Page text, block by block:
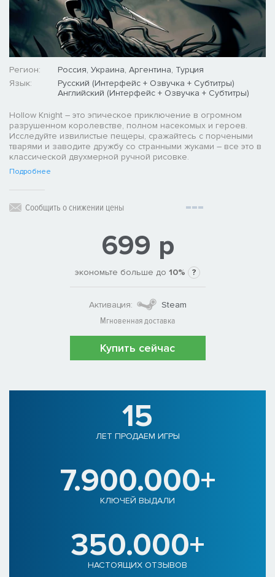
Регион:
Россия, Украина, Аргентина, Турция
Язык:
Русский (Интерфейс + Озвучка + Субтитры)
Английский (Интерфейс + Озвучка + Субтитры)
Hollow Knight – это эпическое приключение в огромном
разрушенном королевстве, полном насекомых и героев.
Исследуйте извилистые пещеры, сражайтесь с порчеными
тварями и заводите дружбу со странными жуками – все это в
классической двухмерной ручной рисовке.
Подробнее
Сообщить о снижении цены
699 р
экономьте больше до 10% ?
Активация:
Steam
Мгновенная доставка
Купить сейчас
15
ЛЕТ ПРОДАЕМ ИГРЫ
7.900.000+
КЛЮЧЕЙ ВЫДАЛИ
350.000+
НАСТОЯЩИХ ОТЗЫВОВ